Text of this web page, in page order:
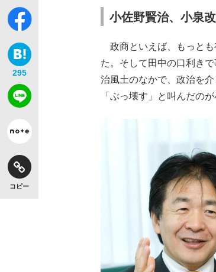
295
コピー
小佐野賢治、小泉
政商といえば、もっとも
た。そして田中の口利き
治風土のなかで、政治を
「ぶっ壊す」と叫んだの